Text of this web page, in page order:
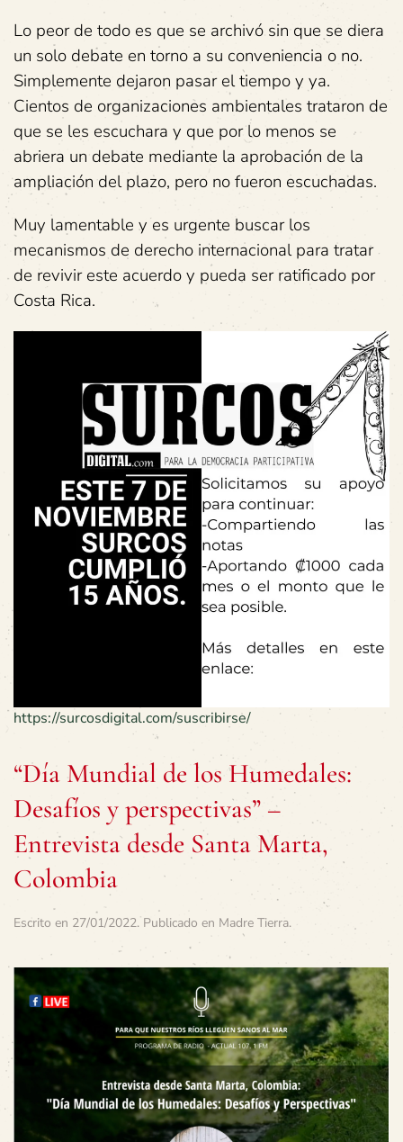
Lo peor de todo es que se archivó sin que se diera
un solo debate en torno a su conveniencia o no.
Simplemente dejaron pasar el tiempo y ya.
Cientos de organizaciones ambientales trataron de
que se les escuchara y que por lo menos se
abriera un debate mediante la aprobación de la
ampliación del plazo, pero no fueron escuchadas.
Muy lamentable y es urgente buscar los
mecanismos de derecho internacional para tratar
de revivir este acuerdo y pueda ser ratificado por
Costa Rica.
https://surcosdigital.com/suscribirse/
“Día Mundial de los Humedales:
Desafíos y perspectivas” –
Entrevista desde Santa Marta,
Colombia
Escrito en 27/01/2022. Publicado en Madre Tierra.